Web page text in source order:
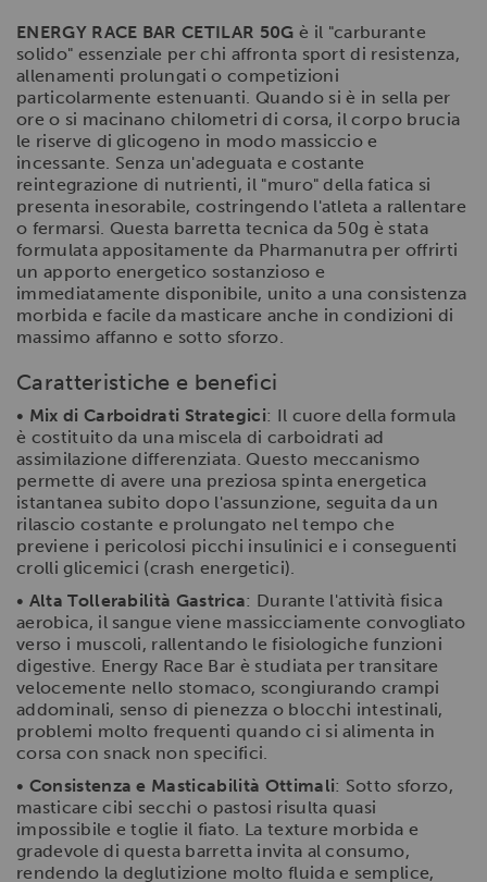
ENERGY RACE BAR CETILAR 50G è il "carburante
solido" essenziale per chi affronta sport di resistenza,
allenamenti prolungati o competizioni
particolarmente estenuanti. Quando si è in sella per
ore o si macinano chilometri di corsa, il corpo brucia
le riserve di glicogeno in modo massiccio e
incessante. Senza un'adeguata e costante
reintegrazione di nutrienti, il "muro" della fatica si
presenta inesorabile, costringendo l'atleta a rallentare
o fermarsi. Questa barretta tecnica da 50g è stata
formulata appositamente da Pharmanutra per offrirti
un apporto energetico sostanzioso e
immediatamente disponibile, unito a una consistenza
morbida e facile da masticare anche in condizioni di
massimo affanno e sotto sforzo.
Caratteristiche e benefici
• Mix di Carboidrati Strategici: Il cuore della formula
è costituito da una miscela di carboidrati ad
assimilazione differenziata. Questo meccanismo
permette di avere una preziosa spinta energetica
istantanea subito dopo l'assunzione, seguita da un
rilascio costante e prolungato nel tempo che
previene i pericolosi picchi insulinici e i conseguenti
crolli glicemici (crash energetici).
• Alta Tollerabilità Gastrica: Durante l'attività fisica
aerobica, il sangue viene massicciamente convogliato
verso i muscoli, rallentando le fisiologiche funzioni
digestive. Energy Race Bar è studiata per transitare
velocemente nello stomaco, scongiurando crampi
addominali, senso di pienezza o blocchi intestinali,
problemi molto frequenti quando ci si alimenta in
corsa con snack non specifici.
• Consistenza e Masticabilità Ottimali: Sotto sforzo,
masticare cibi secchi o pastosi risulta quasi
impossibile e toglie il fiato. La texture morbida e
gradevole di questa barretta invita al consumo,
rendendo la deglutizione molto fluida e semplice,